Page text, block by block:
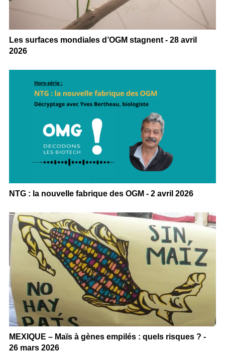
Les surfaces mondiales d’OGM stagnent - 28 avril
2026
NTG : la nouvelle fabrique des OGM - 2 avril 2026
MEXIQUE – Maïs à gènes empilés : quels risques ? -
26 mars 2026